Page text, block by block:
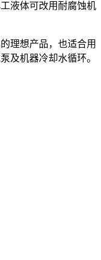
液体可改用耐腐蚀机
理想产品，也适合用
及机器冷却水循环。